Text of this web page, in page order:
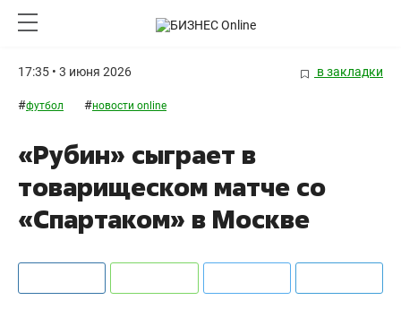
17:35 • 3 июня 2026 в закладки
#футбол #новости online
«Рубин» сыграет в
товарищеском матче со
«Спартаком» в Москве